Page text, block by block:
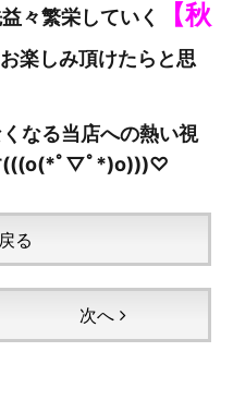
々繁栄していく
【秋
楽しみ頂けたらと思
なる当店への熱い視
(((o(*ﾟ▽ﾟ*)o)))♡
る
次へ